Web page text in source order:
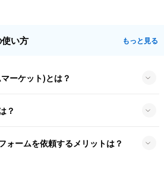
い方 もっと見る
ーケット)とは？
？
ォームを依頼するメリットは？